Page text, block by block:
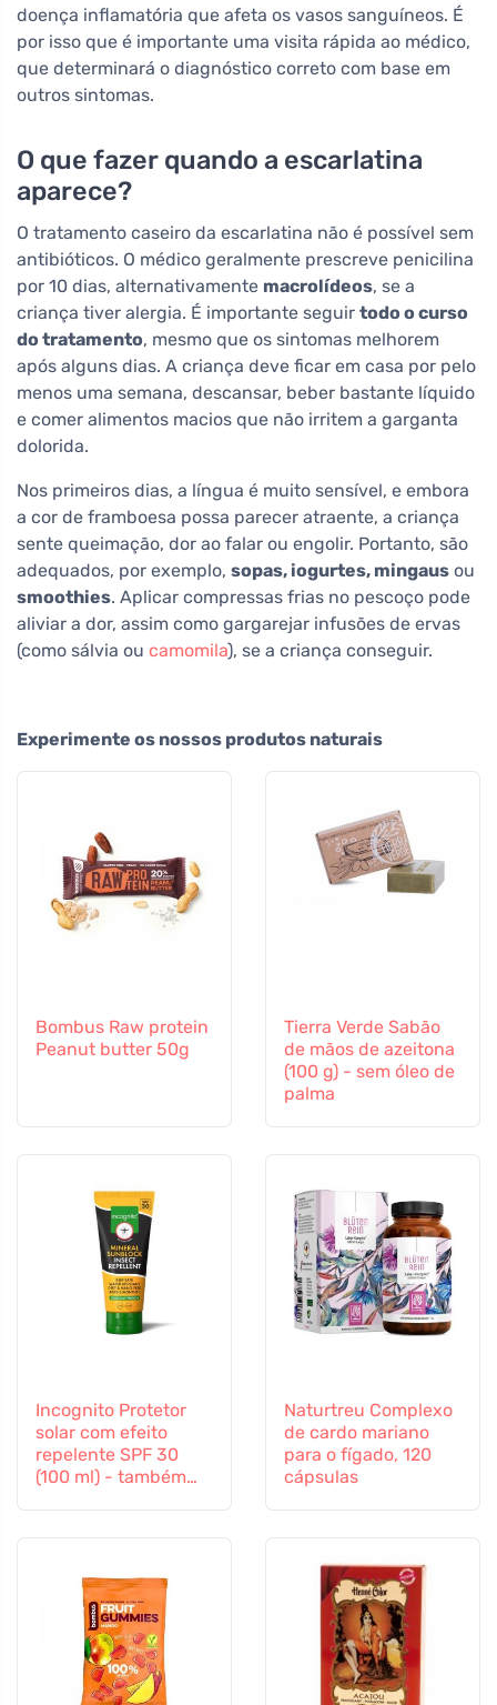
doença inflamatória que afeta os vasos sanguíneos. É
por isso que é importante uma visita rápida ao médico,
que determinará o diagnóstico correto com base em
outros sintomas.
O que fazer quando a escarlatina
aparece?
O tratamento caseiro da escarlatina não é possível sem
antibióticos. O médico geralmente prescreve penicilina
por 10 dias, alternativamente macrolídeos, se a
criança tiver alergia. É importante seguir todo o curso
do tratamento, mesmo que os sintomas melhorem
após alguns dias. A criança deve ficar em casa por pelo
menos uma semana, descansar, beber bastante líquido
e comer alimentos macios que não irritem a garganta
dolorida.
Nos primeiros dias, a língua é muito sensível, e embora
a cor de framboesa possa parecer atraente, a criança
sente queimação, dor ao falar ou engolir. Portanto, são
adequados, por exemplo, sopas, iogurtes, mingaus ou
smoothies. Aplicar compressas frias no pescoço pode
aliviar a dor, assim como gargarejar infusões de ervas
(como sálvia ou camomila), se a criança conseguir.
Experimente os nossos produtos naturais
Bombus Raw protein
Peanut butter 50g
Tierra Verde Sabão
de mãos de azeitona
(100 g) - sem óleo de
palma
Incognito Protetor
solar com efeito
repelente SPF 30
(100 ml) - também
Naturtreu Complexo
de cardo mariano
para o fígado, 120
cápsulas